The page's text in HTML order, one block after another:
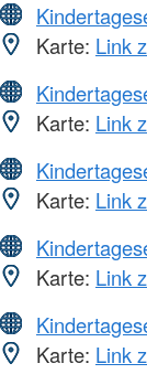
Karte: Link
Karte: Link
Karte: Link
Karte: Link
Karte: Link